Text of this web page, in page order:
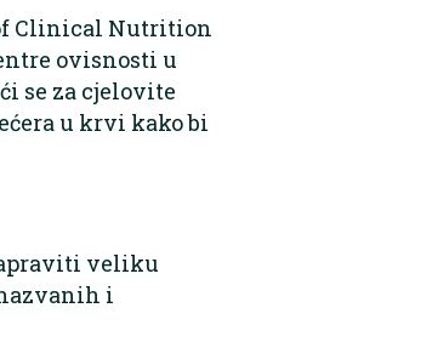
Clinical Nutrition
ovisnosti u
se za cjelovite
u krvi kako bi
veliku
i